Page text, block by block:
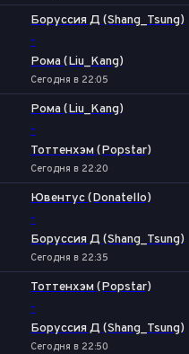
Боруссия Д (Shang_Tsung)
-
Рома (Liu_Kang)
Сегодня в 22:05
Рома (Liu_Kang)
-
Тоттенхэм (Popstar)
Сегодня в 22:20
Ювентус (Donatello)
-
Боруссия Д (Shang_Tsung)
Сегодня в 22:35
Тоттенхэм (Popstar)
-
Боруссия Д (Shang_Tsung)
Сегодня в 22:50